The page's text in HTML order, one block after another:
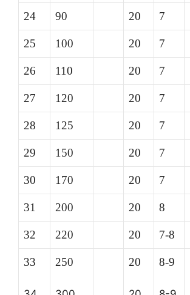
24 90 20 7
25 100 20 7
26 110 20 7
27 120 20 7
28 125 20 7
29 150 20 7
30 170 20 7
31 200 20 8
32 220 20 7-8
33 250 20 8-9